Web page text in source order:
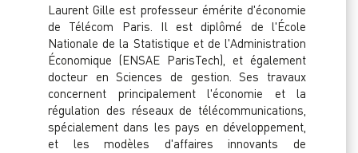
Laurent Gille est professeur émérite d'économie
de Télécom Paris. Il est diplômé de l'École
Nationale de la Statistique et de l'Administration
Économique (ENSAE ParisTech), et également
docteur en Sciences de gestion. Ses travaux
concernent principalement l'économie et la
régulation des réseaux de télécommunications,
spécialement dans les pays en développement,
et les modèles d'affaires innovants de